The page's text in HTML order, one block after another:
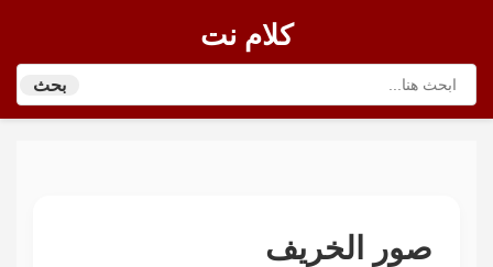
كلام نت
بحث
صور الخريف